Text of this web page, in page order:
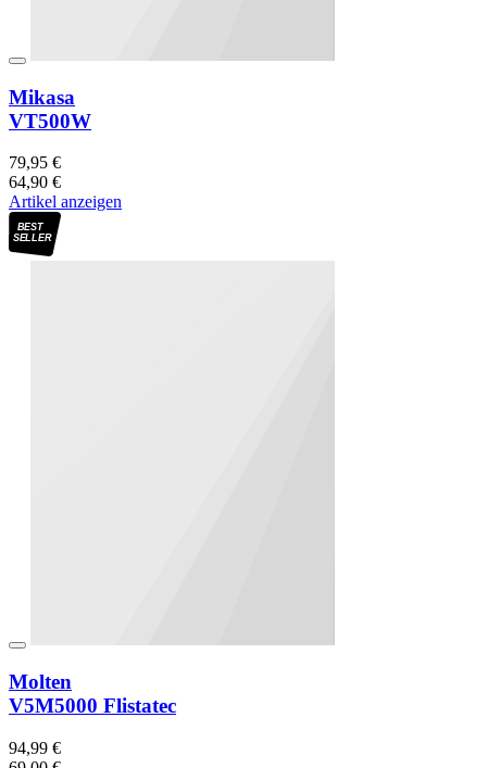
Mikasa
VT500W
79,95 €
64,90 €
Artikel anzeigen
BEST
SELLER
Molten
V5M5000 Flistatec
94,99 €